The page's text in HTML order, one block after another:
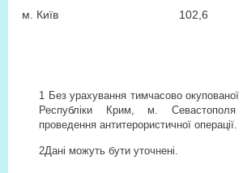
м. Київ
102,6
1 Без урахування тимчасово окупованої
Республіки Крим, м.
проведення антитерористичної операції.
2Дані можуть бути уточнені.